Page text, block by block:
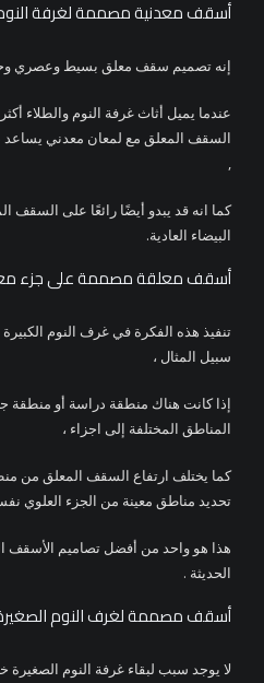
أسقف معدنية مصممة لغرفة
إنه تصميم سقف معلق بسيط وعصري
عندما يميل أثاث غرفة النوم والطلاء
السقف المعلق مع لمعان معدني يساعد
,
كما انه قد يبدو أيضًا رائعًا على السقف
البيضاء العادية.
أسقف معلقة مصممة على جزء
تنفيذ هذه الفكرة في غرف النوم
سبيل المثال ،
إذا كانت هناك منطقة دراسة أو
المناطق المختلفة إلى اجزاء ،
كما يختلف ارتفاع السقف المعلق من
تحديد مناطق معينة من الجزء العلوي
هذا هو واحد من أفضل تصاميم الأسقف
الحديثة .
أسقف مصممة لغرف النوم
لا يوجد سبب لبقاء غرفة النوم